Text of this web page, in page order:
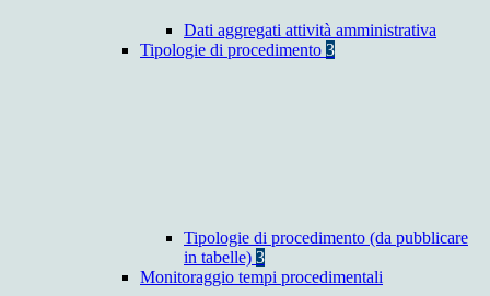
Dati aggregati attività amministrativa
Tipologie di procedimento 3
Tipologie di procedimento (da pubblicare
in tabelle) 3
Monitoraggio tempi procedimentali